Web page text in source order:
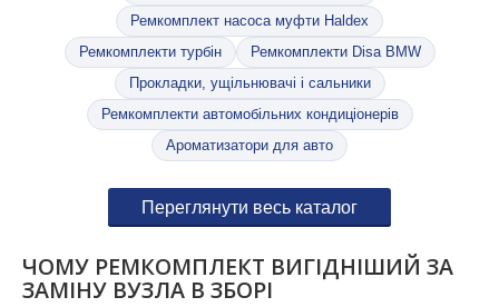
Ремкомплект насоса муфти Haldex
Ремкомплекти турбін
Ремкомплекти Disa BMW
Прокладки, ущільнювачі і сальники
Ремкомплекти автомобільних кондиціонерів
Ароматизатори для авто
Переглянути весь каталог
ЧОМУ РЕМКОМПЛЕКТ ВИГІДНІШИЙ ЗА
ЗАМІНУ ВУЗЛА В ЗБОРІ